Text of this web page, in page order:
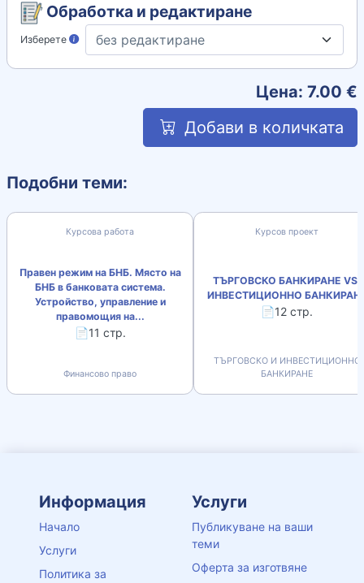
Обработка и редактиране
Изберете
Цена: 7.00 €
Добави в количката
Подобни теми:
Курсова работа
Правен режим на БНБ. Място на
БНБ в банковата система.
Устройство, управление и
правомощия на...
📄11 стр.
Финансово право
Курсов проект
ТЪРГОВСКО БАНКИРАНЕ VS.
ИНВЕСТИЦИОННО
📄12 стр.
ТЪРГОВСКО И ИНВЕСТИЦИОННО
БАНКИРАНЕ
Информация
Начало
Услуги
Политика за
Услуги
Публикуване на ваши
теми
Оферта за изготвяне